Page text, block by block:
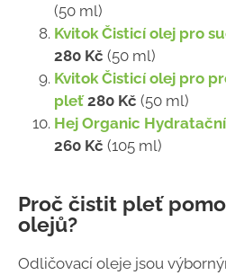
(50 ml)
Kvitok Čisticí olej pro
280 Kč (50 ml)
Kvitok Čisticí olej pro
pleť 280 Kč (50 ml)
Hej Organic
260 Kč (105 ml)
Proč čistit pleť
olejů?
Odličovací oleje jsou